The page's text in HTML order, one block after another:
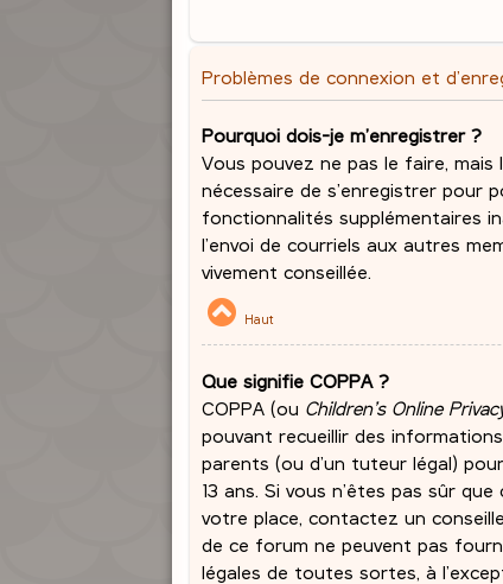
Problèmes de connexion et
Pourquoi dois-je m’enregistrer ?
Vous pouvez ne pas le faire,
nécessaire de s’enregistrer pour
fonctionnalités supplémentaires
l’envoi de courriels aux autres
vivement conseillée.
Haut
Que signifie COPPA ?
COPPA (ou Children’s Online
pouvant recueillir des
parents (ou d’un tuteur légal)
13 ans. Si vous n’êtes pas sûr
votre place, contactez un
de ce forum ne peuvent pas
légales de toutes sortes, à